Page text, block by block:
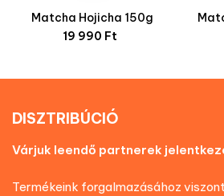
Matcha Hojicha 150g
Ár
19 990 Ft
DISZTRIBÚCIÓ
Várjuk leendő partnerek
Termékeink forgalmazásához